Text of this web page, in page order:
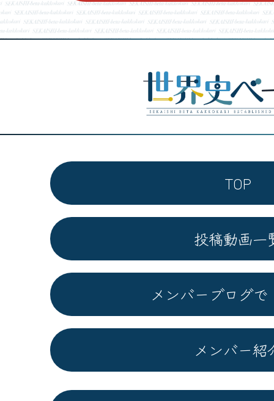
TOP
投稿動画一
メンバーブログで
メンバー紹